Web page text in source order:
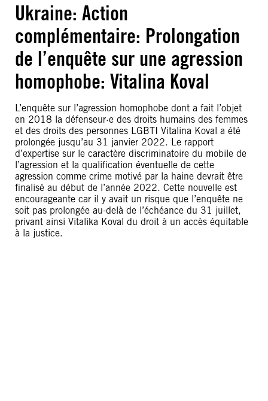
Ukraine: Action
complémentaire: Prolongation
de l’enquête sur une agression
homophobe: Vitalina Koval
L’enquête sur l’agression homophobe dont a fait l’objet
en 2018 la défenseur·e des droits humains des femmes
et des droits des personnes LGBTI Vitalina Koval a été
prolongée jusqu’au 31 janvier 2022. Le rapport
d’expertise sur le caractère discriminatoire du mobile de
l’agression et la qualification éventuelle de cette
agression comme crime motivé par la haine devrait être
finalisé au début de l’année 2022. Cette nouvelle est
encourageante car il y avait un risque que l’enquête ne
soit pas prolongée au-delà de l’échéance du 31 juillet,
privant ainsi Vitalika Koval du droit à un accès équitable
à la justice.